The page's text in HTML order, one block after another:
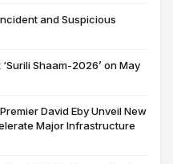
and Suspicious
Shaam-2026’ on May
David Eby Unveil New
Major Infrastructure